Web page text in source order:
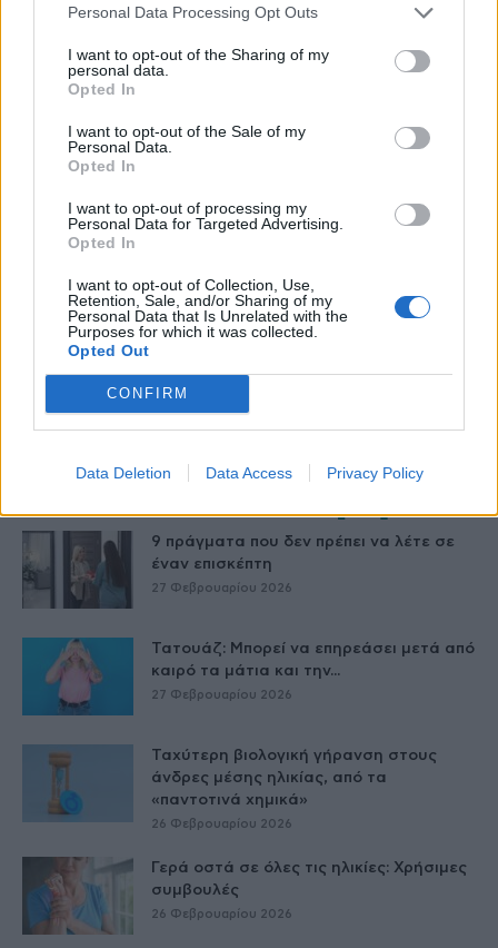
Personal Data Processing Opt Outs
I want to opt-out of the Sharing of my
personal data.
Opted In
I want to opt-out of the Sale of my
Personal Data.
Opted In
I want to opt-out of processing my
Personal Data for Targeted Advertising.
Opted In
I want to opt-out of Collection, Use,
Retention, Sale, and/or Sharing of my
Personal Data that Is Unrelated with the
Purposes for which it was collected.
Opted Out
CONFIRM
Data Deletion Data Access Privacy Policy
healthstories
9 πράγματα που δεν πρέπει να λέτε σε
έναν επισκέπτη
27 Φεβρουαρίου 2026
Τατουάζ: Μπορεί να επηρεάσει μετά από
καιρό τα μάτια και την...
27 Φεβρουαρίου 2026
Ταχύτερη βιολογική γήρανση στους
άνδρες μέσης ηλικίας, από τα
«παντοτινά χημικά»
26 Φεβρουαρίου 2026
Γερά οστά σε όλες τις ηλικίες: Χρήσιμες
συμβουλές
26 Φεβρουαρίου 2026